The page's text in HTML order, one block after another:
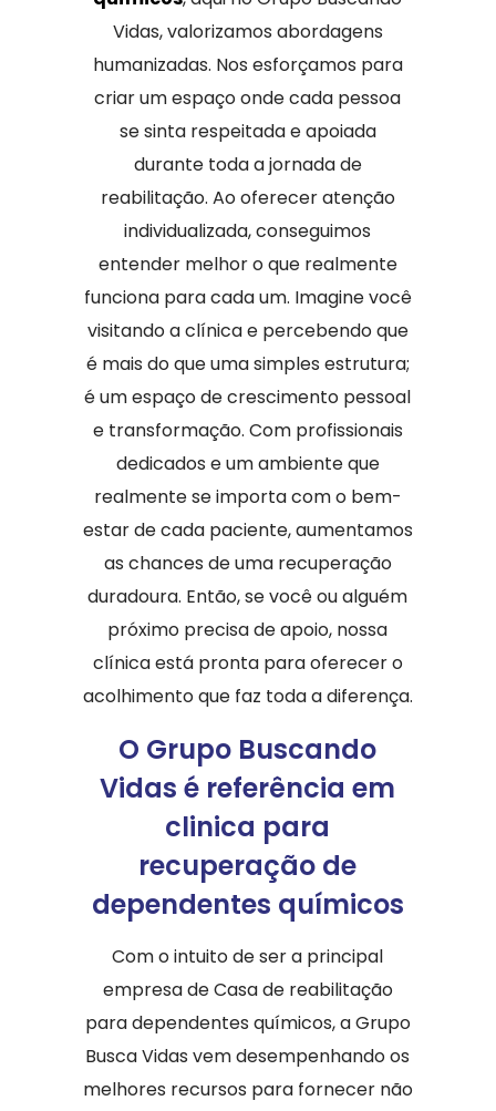
Vidas, valorizamos abordagens
humanizadas. Nos esforçamos para
criar um espaço onde cada pessoa
se sinta respeitada e apoiada
durante toda a jornada de
reabilitação. Ao oferecer atenção
individualizada, conseguimos
entender melhor o que realmente
funciona para cada um. Imagine você
visitando a clínica e percebendo que
é mais do que uma simples estrutura;
é um espaço de crescimento pessoal
e transformação. Com profissionais
dedicados e um ambiente que
realmente se importa com o bem-
estar de cada paciente, aumentamos
as chances de uma recuperação
duradoura. Então, se você ou alguém
próximo precisa de apoio, nossa
clínica está pronta para oferecer o
acolhimento que faz toda a diferença.
O Grupo Buscando
Vidas é referência em
clinica para
recuperação de
dependentes químicos
Com o intuito de ser a principal
empresa de Casa de reabilitação
para dependentes químicos, a Grupo
Busca Vidas vem desempenhando os
melhores recursos para fornecer não